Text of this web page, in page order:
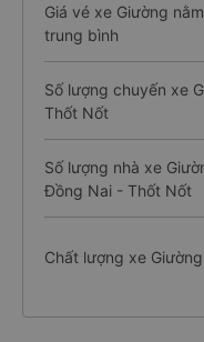
Giá vé xe Giường
trung bình
Số lượng chuyến xe
Thốt Nốt
Số lượng nhà xe
Đồng Nai - Thốt Nốt
Chất lượng xe